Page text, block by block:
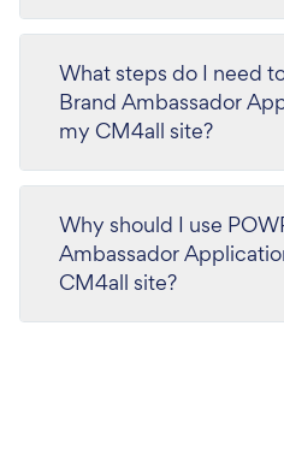
What steps do I need
Brand Ambassador
my CM4all site?
Why should I use
Ambassador
CM4all site?